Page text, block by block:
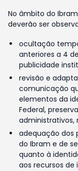
No âmbito do
deverão ser
ocultação
anteriores a 4
publicidade
revisão e
comunicação
elementos da
Federal,
administrativos,
adequação dos
do Ibram e de
quanto à
aos recursos de